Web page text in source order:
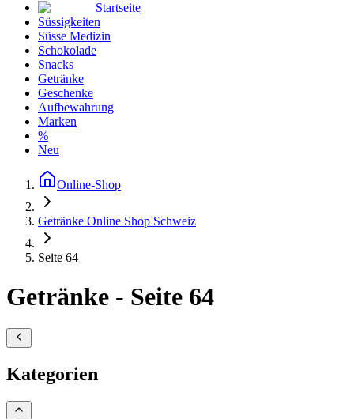
Startseite
Süssigkeiten
Süsse Medizin
Schokolade
Snacks
Getränke
Geschenke
Aufbewahrung
Marken
%
Neu
Online-Shop
Getränke Online Shop Schweiz
Seite 64
Getränke - Seite 64
Kategorien